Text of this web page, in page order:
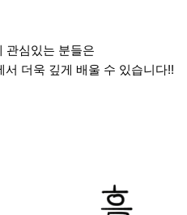
관심있는 분들은
더욱 깊게 배울 수 있습니다!!